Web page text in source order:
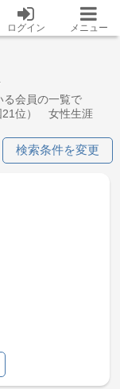
ログイン メニュー
る会員の一覧で
21位） 女性生涯
検索条件を変更